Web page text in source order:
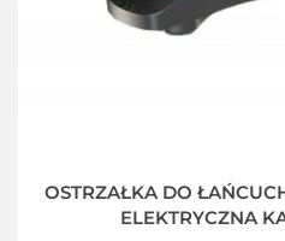
OSTRZAŁKA DO
ELEKTRYCZNA